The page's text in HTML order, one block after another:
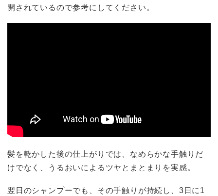
開されているので参考にしてください。
髪を乾かした後の仕上がりでは、なめらかな手触りだ
けでなく、うるおいによるツヤとまとまりを実感。
翌日のシャンプーでも、その手触りが持続し、3日に1